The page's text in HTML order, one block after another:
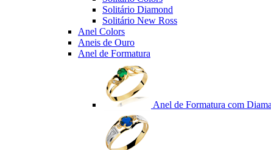
Solitário Diamond
Solitário New Ross
Anel Colors
Aneis de Ouro
Anel de Formatura
Anel de Formatura com